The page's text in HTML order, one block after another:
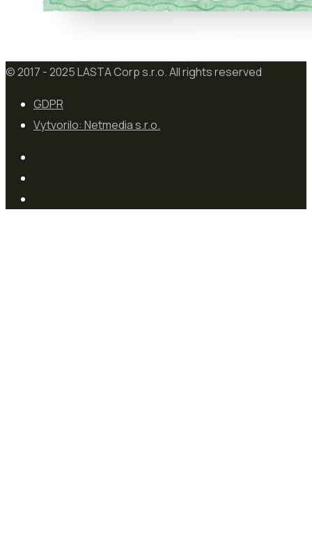
© 2017 - 2025 LASTA Corp s.r.o. All rights reserved
GDPR
Vytvorilo: Netmedia s.r.o.